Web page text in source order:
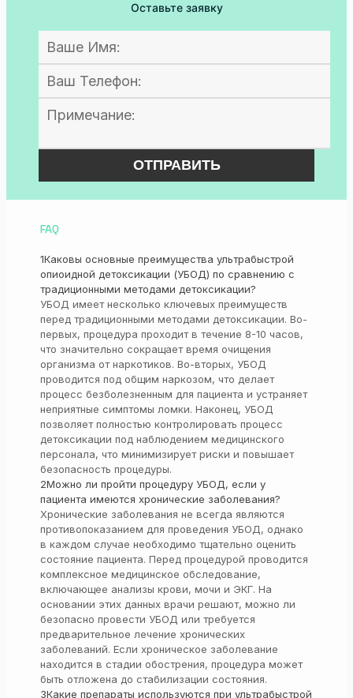
Оставьте заявку
FAQ
1Каковы основные преимущества ультрабыстрой
опиоидной детоксикации (УБОД) по сравнению с
традиционными методами детоксикации?
УБОД имеет несколько ключевых преимуществ
перед традиционными методами детоксикации. Во-
первых, процедура проходит в течение 8-10 часов,
что значительно сокращает время очищения
организма от наркотиков. Во-вторых, УБОД
проводится под общим наркозом, что делает
процесс безболезненным для пациента и устраняет
неприятные симптомы ломки. Наконец, УБОД
позволяет полностью контролировать процесс
детоксикации под наблюдением медицинского
персонала, что минимизирует риски и повышает
безопасность процедуры.
2Можно ли пройти процедуру УБОД, если у
пациента имеются хронические заболевания?
Хронические заболевания не всегда являются
противопоказанием для проведения УБОД, однако
в каждом случае необходимо тщательно оценить
состояние пациента. Перед процедурой проводится
комплексное медицинское обследование,
включающее анализы крови, мочи и ЭКГ. На
основании этих данных врачи решают, можно ли
безопасно провести УБОД или требуется
предварительное лечение хронических
заболеваний. Если хроническое заболевание
находится в стадии обострения, процедура может
быть отложена до стабилизации состояния.
3Какие препараты используются при ультрабыстрой